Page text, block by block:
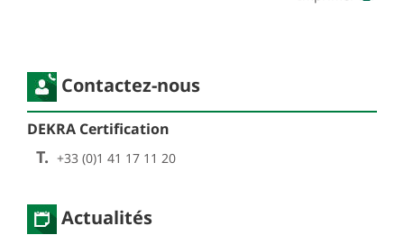
Contactez-nous
DEKRA Certification
T. +33 (0)1 41 17 11 20
Actualités